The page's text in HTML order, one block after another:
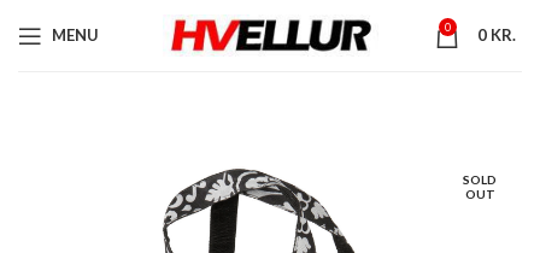
MENU 0 0 KR.
SOLD
OUT